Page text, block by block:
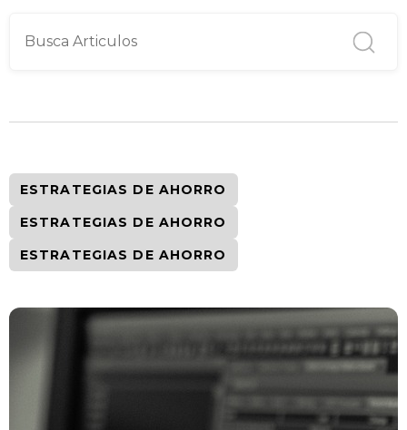
ESTRATEGIAS DE AHORRO
ESTRATEGIAS DE AHORRO
ESTRATEGIAS DE AHORRO